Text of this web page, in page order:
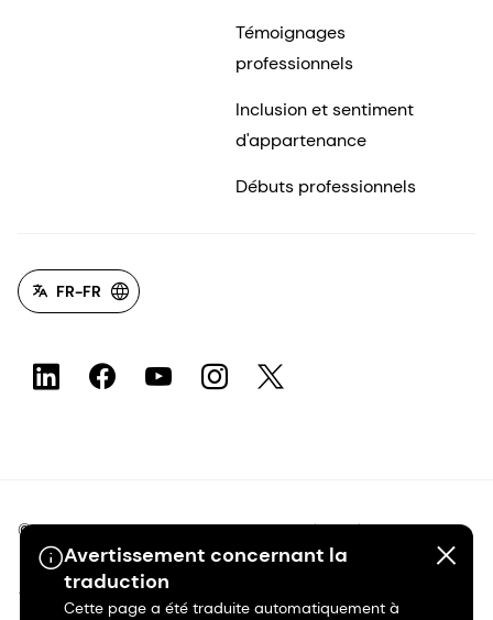
Avertissement concernant la
traduction
Cette page a été traduite automatiquement à
Témoignages
professionnels
Inclusion et sentiment
d'appartenance
Débuts professionnels
FR-FR
©2026 dsm-firmenich. Tous droits réservés.
Avis de confidentialité